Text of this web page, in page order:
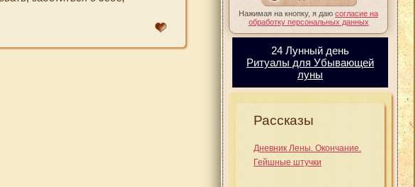
Нажимая на кнопку, я даю согласие на
обработку персональных данных
24 Лунный день
Ритуалы для Убывающей
луны
Рассказы
Дневник Лены. Окончание.
Гейшные штучки